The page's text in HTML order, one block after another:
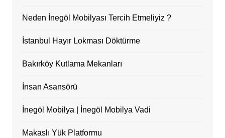
Neden İnegöl Mobilyası Tercih Etmeliyiz ?
İstanbul Hayır Lokması Döktürme
Bakırköy Kutlama Mekanları
İnsan Asansörü
İnegöl Mobilya | İnegöl Mobilya Vadi
Makaslı Yük Platformu